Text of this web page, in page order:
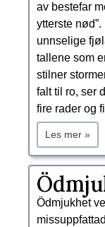
av bestefar
ytterste
unnselige
tallene som
stilner
falt til ro, ser
fire rader og
Les mer »
Ödmjukhet